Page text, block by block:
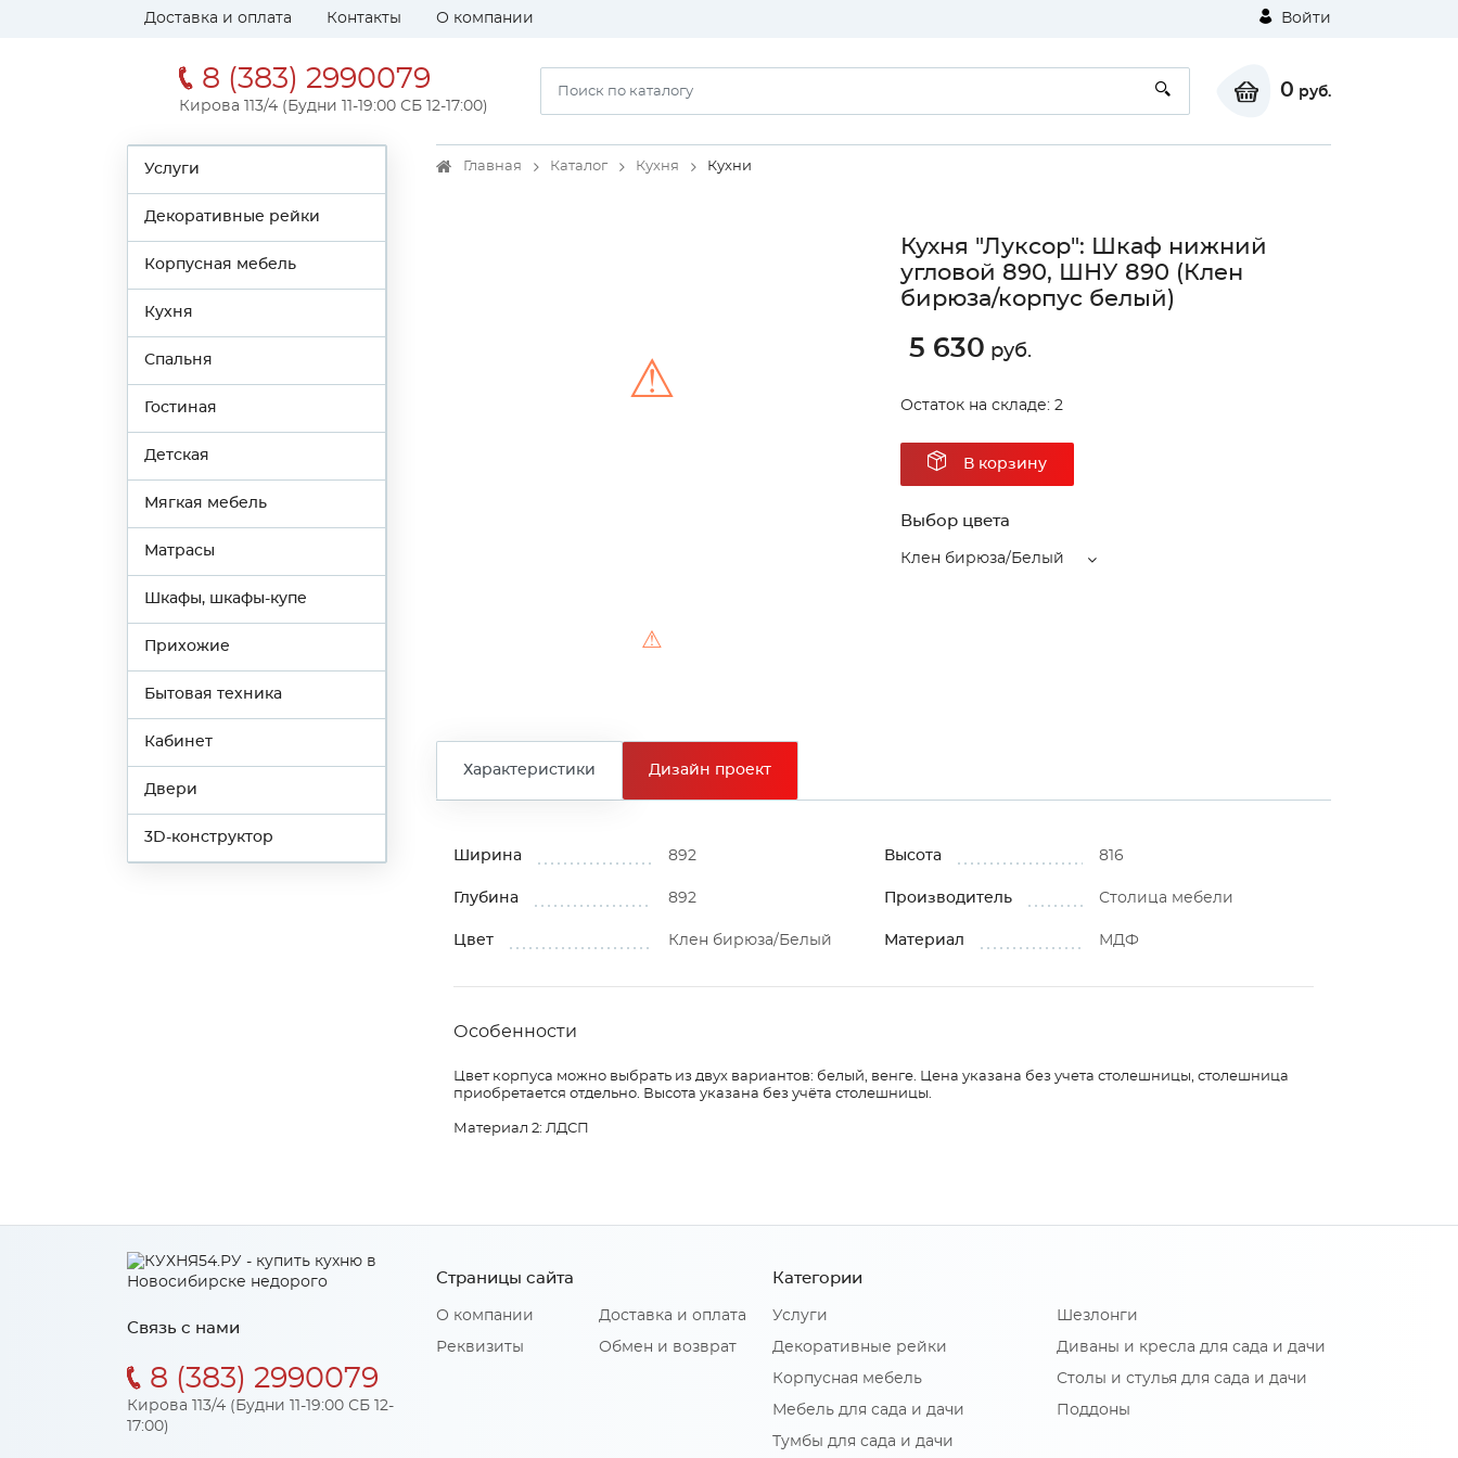
Доставка и оплата Контакты О компании Войти
8 (383) 2990079
Кирова 113/4 (Будни 11-19:00 СБ 12-17:00)
0 руб.
Услуги
Декоративные рейки
Корпусная мебель
Кухня
Спальня
Гостиная
Детская
Мягкая мебель
Матрасы
Шкафы, шкафы-купе
Прихожие
Бытовая техника
Кабинет
Двери
3D-конструктор
Главная Каталог Кухня Кухни
⚠
⚠
Кухня "Луксор": Шкаф нижний
угловой 890, ШНУ 890 (Клен
бирюза/корпус белый)
5 630 руб.
Остаток на складе: 2
В корзину
Выбор цвета
Клен бирюза/Белый
Характеристики Дизайн проект
Ширина 892 Высота 816
Глубина 892 Производитель Столица мебели
Цвет Клен бирюза/Белый Материал МДФ
Особенности
Цвет корпуса можно выбрать из двух вариантов: белый, венге. Цена указана без учета столешницы, столешница
приобретается отдельно. Высота указана без учёта столешницы.
Материал 2: ЛДСП
Связь с нами
8 (383) 2990079
Кирова 113/4 (Будни 11-19:00 СБ 12-
17:00)
Страницы сайта
О компании
Реквизиты
Доставка и оплата
Обмен и возврат
Категории
Услуги
Декоративные рейки
Корпусная мебель
Мебель для сада и дачи
Тумбы для сада и дачи
Шезлонги
Диваны и кресла для сада и дачи
Столы и стулья для сада и дачи
Поддоны